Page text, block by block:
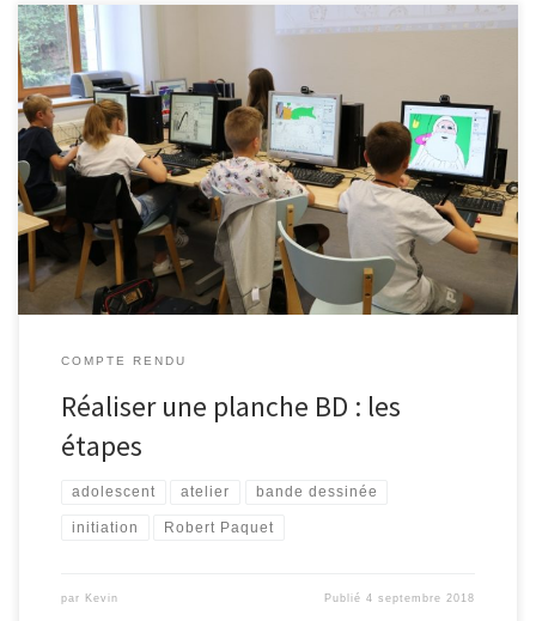
Un stage d’initiation à la bande dessinée était organisé du 06 au
10 août 2018 à la bibliothèque de Malmedy. Les participants ont
pu découvrir les différentes étapes nécessaires à la réalisation d’
une planche de bande dessinée grâce aux conseils de l’auteur
Robert Paquet. D’abord, les jeunes se sont inspirés […]
COMPTE RENDU
Réaliser une planche BD : les
étapes
adolescent atelier bande dessinée
initiation Robert Paquet
par Kevin Publié4 septembre 2018